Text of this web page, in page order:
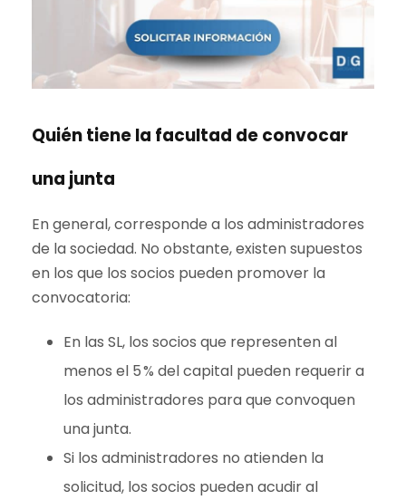
Quién tiene la facultad de convocar
una junta
En general, corresponde a los administradores
de la sociedad. No obstante, existen supuestos
en los que los socios pueden promover la
convocatoria:
En las SL, los socios que representen al
menos el 5 % del capital pueden requerir a
los administradores para que convoquen
una junta.
Si los administradores no atienden la
solicitud, los socios pueden acudir al